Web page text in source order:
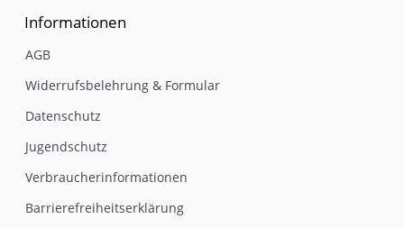
Informationen
AGB
Widerrufsbelehrung & Formular
Datenschutz
Jugendschutz
Verbraucherinformationen
Barrierefreiheitserklärung